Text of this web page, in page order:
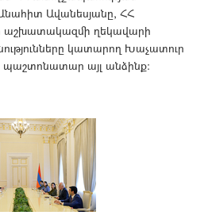
Ավանեսյանը, ՀՀ
ղեկավարի
կատարող Խաչատուր
պաշտոնատար այլ անձինք: